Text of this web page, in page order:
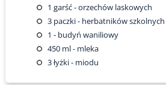
1 garść - orzechów laskowych
3paczki - herbatników szkolnych
1 - budyń waniliowy
450ml - mleka
3łyżki - miodu